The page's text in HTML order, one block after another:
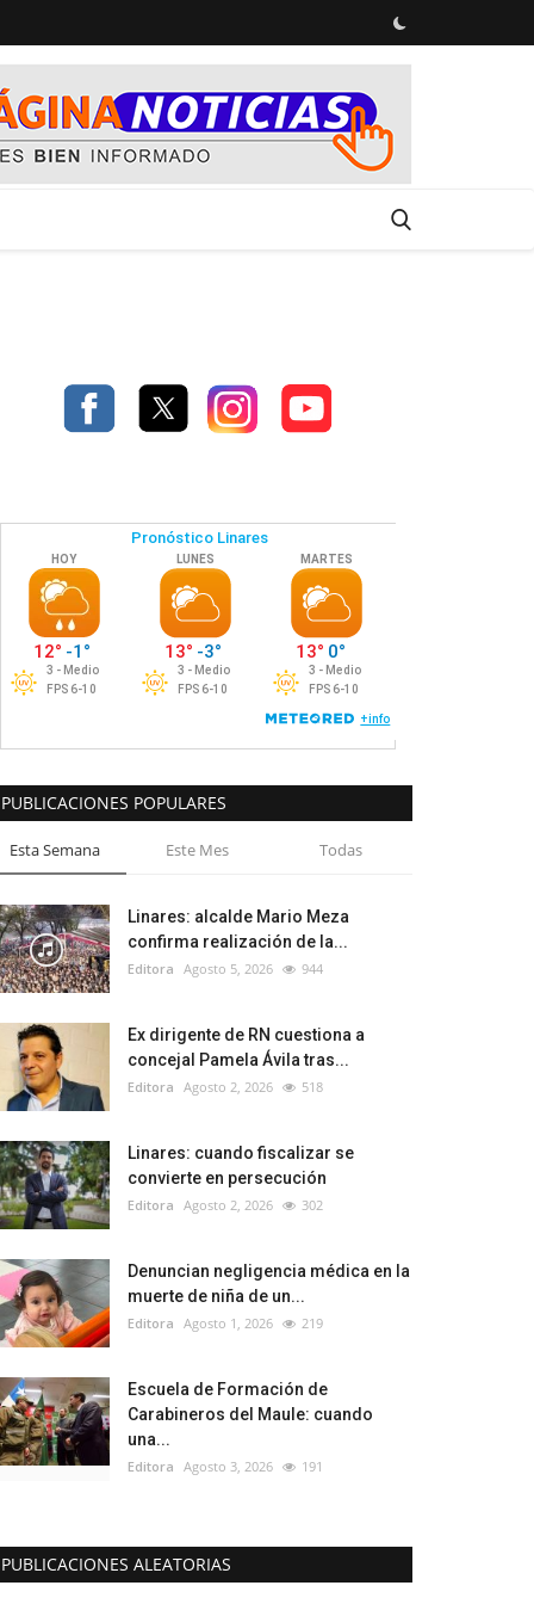
PUBLICACIONES POPULARES
Esta Semana Este Mes Todas
Linares: alcalde Mario Meza
confirma realización de la...
Editora Agosto 5, 2026 944
Ex dirigente de RN cuestiona a
concejal Pamela Ávila tras...
Editora Agosto 2, 2026 518
Linares: cuando fiscalizar se
convierte en persecución
Editora Agosto 2, 2026 302
Denuncian negligencia médica en la
muerte de niña de un...
Editora Agosto 1, 2026 219
Escuela de Formación de
Carabineros del Maule: cuando
una...
Editora Agosto 3, 2026 191
PUBLICACIONES ALEATORIAS